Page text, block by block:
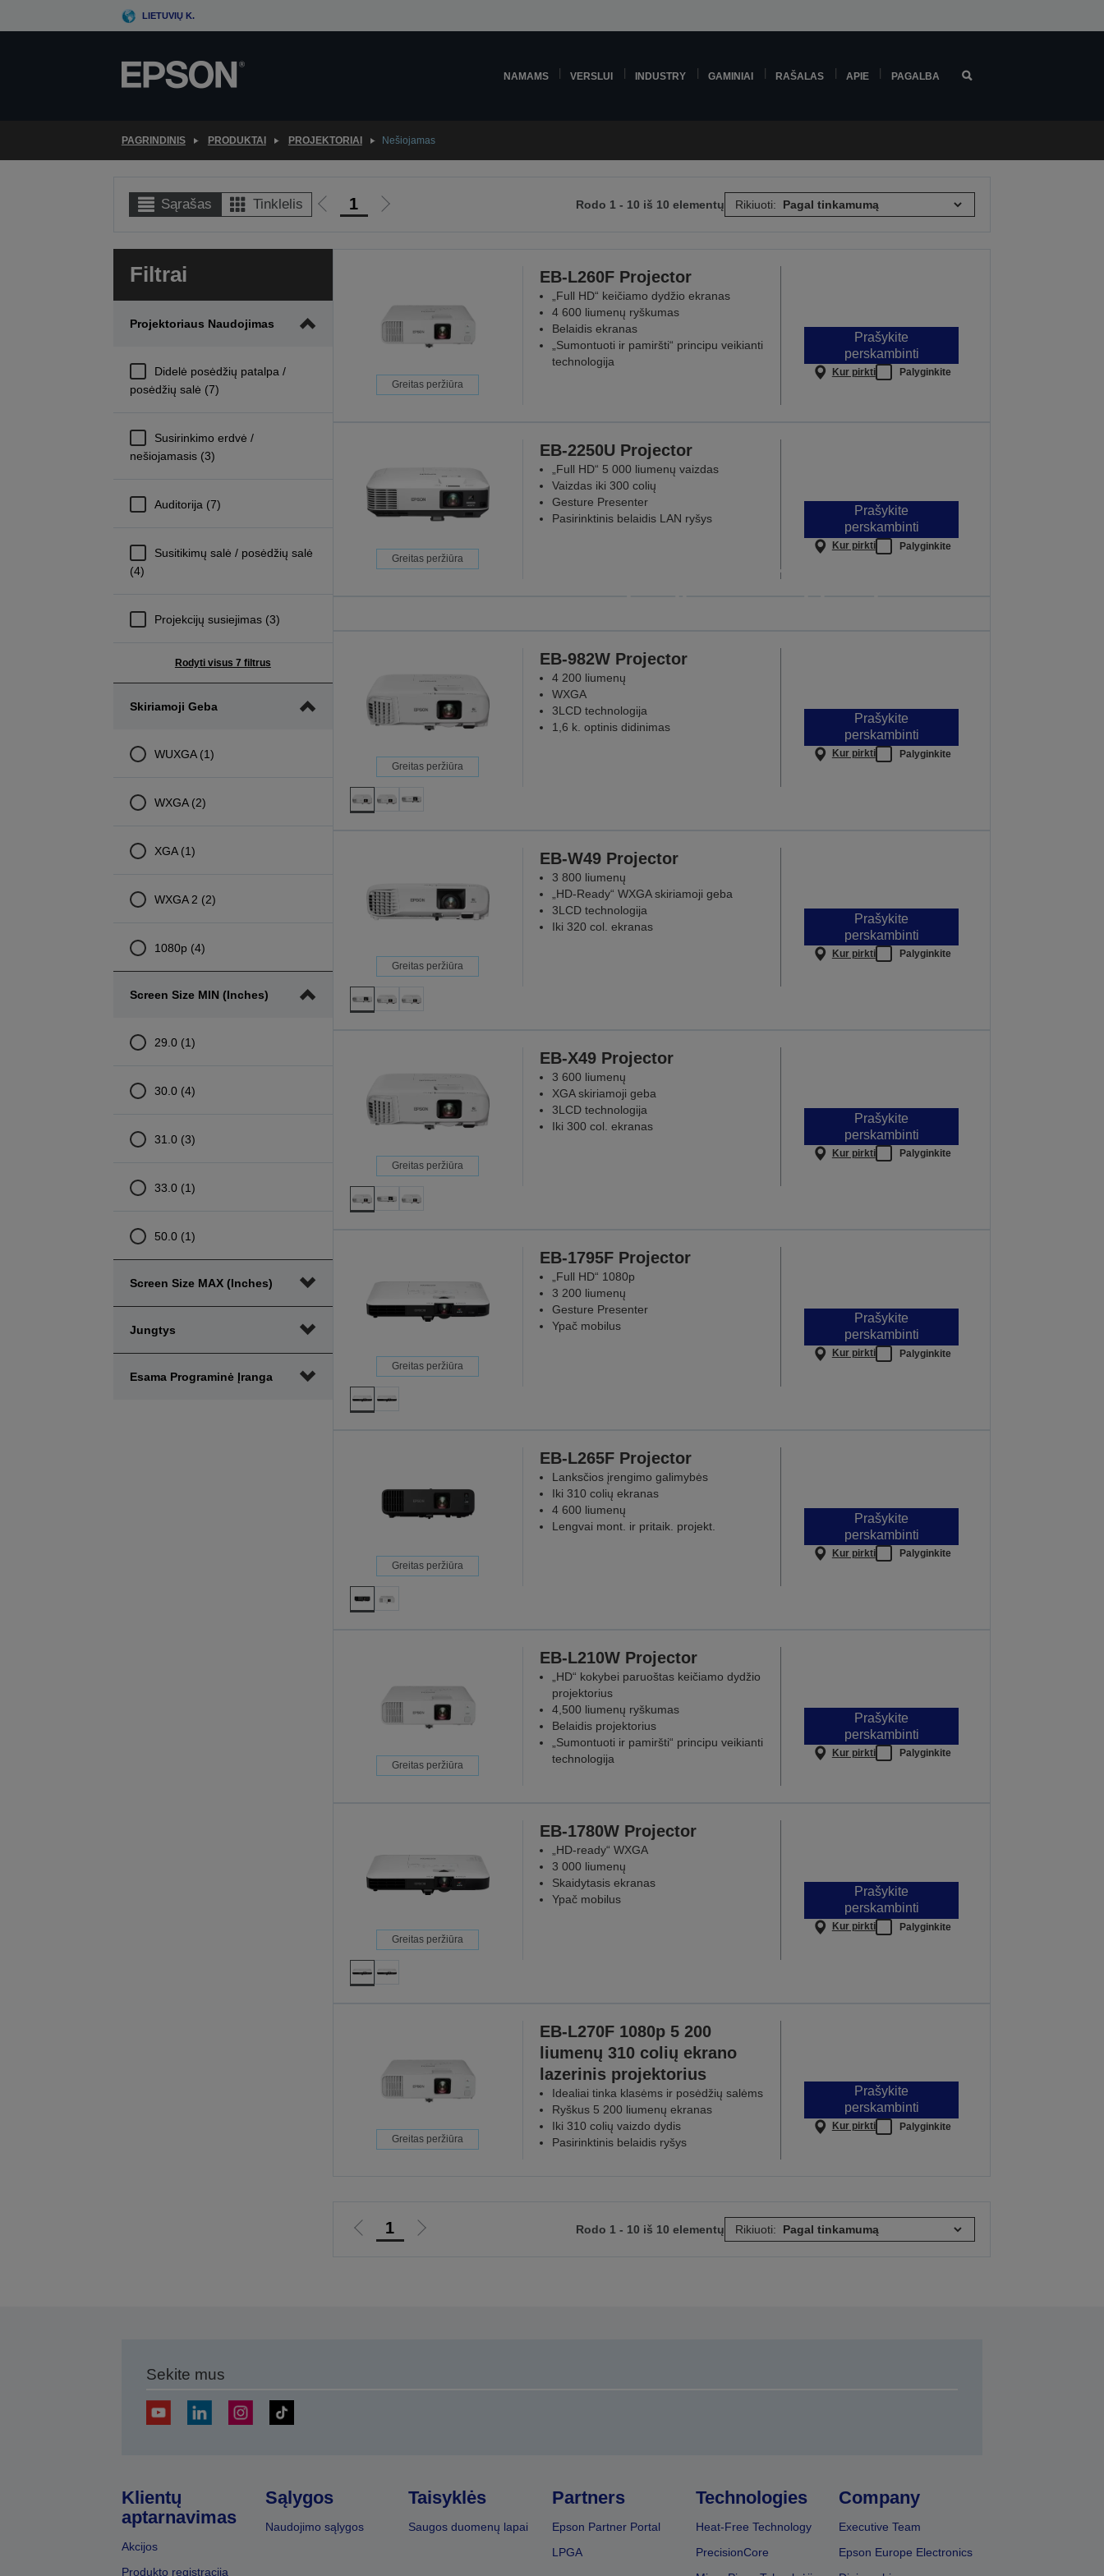
to
LIETUVIŲ K.
NAMAMS VERSLUI INDUSTRY GAMINIAI RAŠALAS APIE PAGALBA
PAGRINDINIS PRODUKTAI PROJEKTORIAI Nešiojamas
Sąrašas Tinklelis
Eiti
ankstesnį
1
Eiti
Rodo 1 - 10 iš 10 elementų Rikiuoti:
Filtrai
Projektoriaus Naudojimas
Didelė posėdžių patalpa /
posėdžių salė (7)
Susirinkimo erdvė /
nešiojamasis (3)
Auditorija (7)
Susitikimų salė / posėdžių salė
(4)
Projekcijų susiejimas (3)
Rodyti visus 7 filtrus
Skiriamoji Geba
WUXGA (1)
WXGA (2)
XGA (1)
WXGA 2 (2)
1080p (4)
Screen Size MIN (inches)
29.0 (1)
30.0 (4)
31.0 (3)
33.0 (1)
50.0 (1)
Screen Size MAX (inches)
Jungtys
Esama Programinė Įranga
Greitas peržiūra
EB-L260F Projector
„Full HD“ keičiamo dydžio ekranas
4 600 liumenų ryškumas
Belaidis ekranas
„Sumontuoti ir pamiršti“ principu veikianti
technologija
Prašykite
perskambinti
Kur pirkti Palyginkite
Greitas peržiūra
EB-2250U Projector
„Full HD“ 5 000 liumenų vaizdas
Vaizdas iki 300 colių
Gesture Presenter
Pasirinktinis belaidis LAN ryšys
Prašykite
perskambinti
Kur pirkti Palyginkite
Projektoriai, kurie veikia ten,
SUŽINOKITE DAUGIAU
Greitas peržiūra
EB-982W Projector
4 200 liumenų
WXGA
3LCD technologija
1,6 k. optinis didinimas
Prašykite
perskambinti
Kur pirkti Palyginkite
Greitas peržiūra
EB-W49 Projector
3 800 liumenų
„HD-Ready“ WXGA skiriamoji geba
3LCD technologija
Iki 320 col. ekranas
Prašykite
perskambinti
Kur pirkti Palyginkite
Greitas peržiūra
EB-X49 Projector
3 600 liumenų
XGA skiriamoji geba
3LCD technologija
Iki 300 col. ekranas
Prašykite
perskambinti
Kur pirkti Palyginkite
Greitas peržiūra
EB-1795F Projector
„Full HD“ 1080p
3 200 liumenų
Gesture Presenter
Ypač mobilus
Prašykite
perskambinti
Kur pirkti Palyginkite
Greitas peržiūra
EB-L265F Projector
Lanksčios įrengimo galimybės
Iki 310 colių ekranas
4 600 liumenų
Lengvai mont. ir pritaik. projekt.
Prašykite
perskambinti
Kur pirkti Palyginkite
Greitas peržiūra
EB-L210W Projector
„HD“ kokybei paruoštas keičiamo dydžio
projektorius
4,500 liumenų ryškumas
Belaidis projektorius
„Sumontuoti ir pamiršti“ principu veikianti
technologija
Prašykite
perskambinti
Kur pirkti Palyginkite
Greitas peržiūra
EB-1780W Projector
„HD-ready“ WXGA
3 000 liumenų
Skaidytasis ekranas
Ypač mobilus
Prašykite
perskambinti
Kur pirkti Palyginkite
Greitas peržiūra
EB-L270F 1080p 5 200
liumenų 310 colių ekrano
lazerinis projektorius
Idealiai tinka klasėms ir posėdžių salėms
Ryškus 5 200 liumenų ekranas
Iki 310 colių vaizdo dydis
Pasirinktinis belaidis ryšys
Prašykite
perskambinti
Kur pirkti Palyginkite
Eiti 1
Eiti
Rodo 1 - 10 iš 10 elementų Rikiuoti:
Sekite mus
Klientų
aptarnavimas
Akcijos
Produkto registracija
Sąlygos
Naudojimo sąlygos
Taisyklės
Saugos duomenų lapai
Partners
Epson Partner Portal
LPGA
Technologies
Heat-Free Technology
PrecisionCore
Company
Executive Team
Epson Europe Electronics